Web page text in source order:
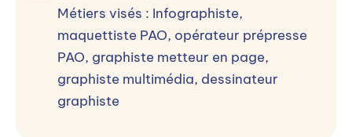
Métiers visés : Infographiste,
maquettiste PAO, opérateur prépresse
PAO, graphiste metteur en page,
graphiste multimédia, dessinateur
graphiste
Alternance
Répartition de l'alternance (25% du temps en
formation et 75% en entreprise)